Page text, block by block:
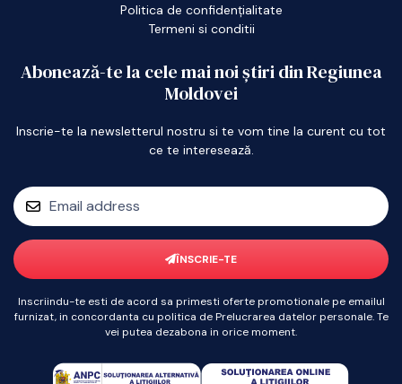
Politica de confidențialitate
Termeni si conditii
Abonează-te la cele mai noi știri din Regiunea
Moldovei
Inscrie-te la newsletterul nostru si te vom tine la curent cu tot
ce te interesează.
ÎNSCRIE-TE
Inscriindu-te esti de acord sa primesti oferte promotionale pe emailul
furnizat, in concordanta cu politica de Prelucrarea datelor personale. Te
vei putea dezabona in orice moment.